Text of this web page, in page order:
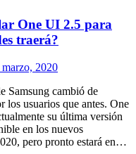
One UI 2.5 para
traerá?
marzo, 2020
Samsung cambió de
los usuarios que antes. One
su última versión
en los nuevos
pero pronto estará en…